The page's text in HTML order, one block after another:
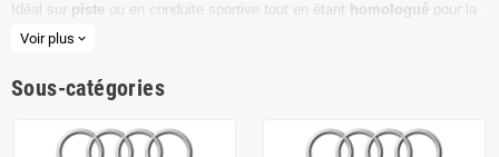
Idéal sur piste ou en conduite sportive tout en étant homologué pour la
route ouverte.
Vendu par paire
Valeur de friction maximale
Voir plus expand_more
Sous-catégories